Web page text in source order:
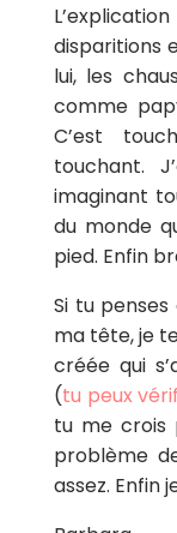
disparitions
lui, les
comme
C’est
touchant.
imaginant
du monde
pied. Enfin
Si tu
ma tête, je
créée qui
(tu peux
tu me crois
problème
assez. Enfin